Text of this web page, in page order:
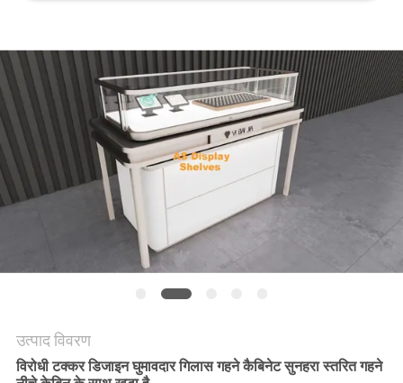
उद्धरण
का
अनुरोध
करें
साइटमैप
PRIVACY
उत्पाद विवरण
विरोधी टक्कर डिजाइन घुमावदार गिलास गहने कैबिनेट सुनहरा स्तरित गहने